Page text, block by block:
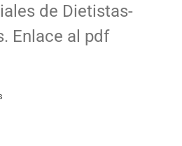
de Dietistas-
Enlace al pdf